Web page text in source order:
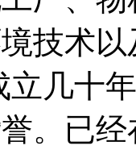
技术
立几十
。已